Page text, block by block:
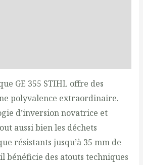
GE 355 STIHL offre des
polyvalence extraordinaire.
d’inversion novatrice et
aussi bien les déchets
résistants jusqu’à 35 mm de
bénéficie des atouts techniques